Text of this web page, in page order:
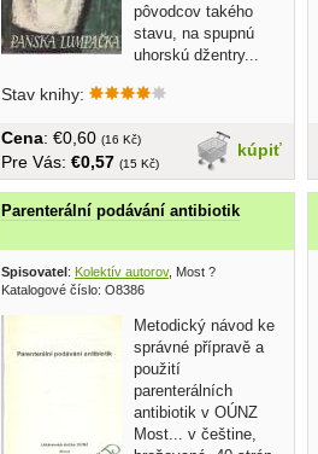
pôvodcov takého
stavu, na spupnú
uhorskú džentry...
Stav knihy:
kúpiť
Cena: €0,60 (16 Kč)
Pre Vás: €0,57 (15 Kč)
Parenterální podávání antibiotik
Spisovatel : Kolektív autorov, Most ?
Katalogové číslo: O8386
Metodický návod ke
správné přípravě a
použití
parenterálních
antibiotik v OÚNZ
Most... v češtine,